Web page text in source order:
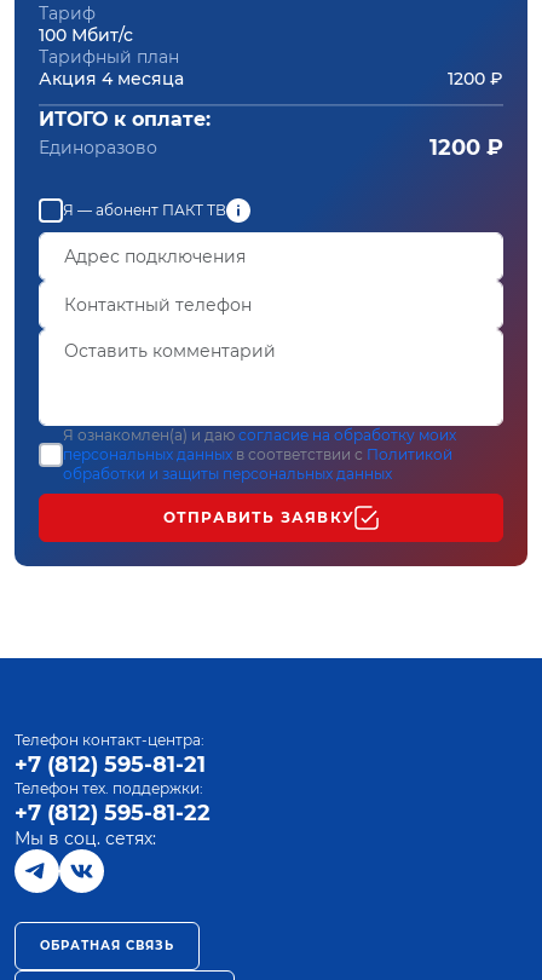
Тариф
100 Мбит/с
Тарифный план
Акция 4 месяца
1200 ₽
ИТОГО к оплате:
Единоразово 1200 ₽
Я — абонент ПАКТ ТВ
Я ознакомлен(а) и даю согласие на обработку моих
персональных данных в соответствии с Политикой
обработки и защиты персональных данных
ОТПРАВИТЬ ЗАЯВКУ
Телефон контакт-центра:
+7 (812) 595-81-21
Телефон тех. поддержки:
+7 (812) 595-81-22
Мы в соц. сетях:
ОБРАТНАЯ СВЯЗЬ